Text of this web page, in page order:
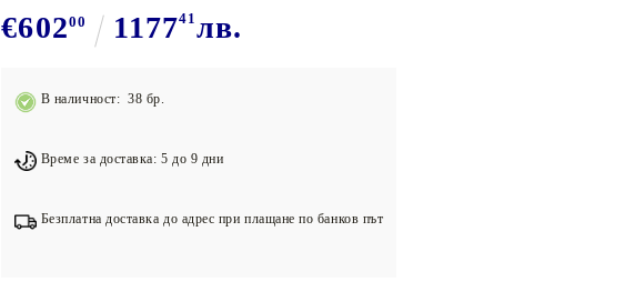
Волейбол
€60200 117741 лв.
В наличност: 38 бр.
Време за доставка: 5 до 9 дни
Безплатна доставка до адрес при плащане по банков път